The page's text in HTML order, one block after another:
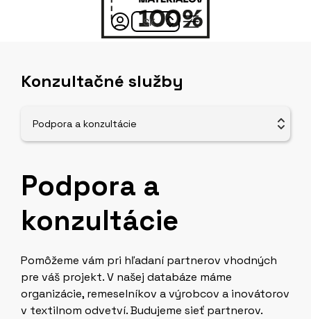
Konzultačné služby
Podpora a konzultácie
Podpora a
konzultácie
Pomôžeme vám pri hľadaní partnerov vhodných
pre váš projekt. V našej databáze máme
organizácie, remeselníkov a výrobcov a inovátorov
v textilnom odvetví. Budujeme sieť partnerov.